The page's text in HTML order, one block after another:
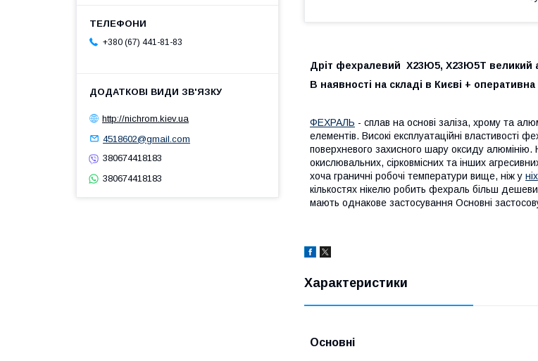
Дріт фехралевий Х23Ю5, Х23Ю5Т великий
В наявності на складі в Києві +
ФЕХРАЛЬ - сплав на основі заліза, хрому та
елементів. Високі експлуатаційні властивості
поверхневого захисного шару оксиду
окислювальних, сірковмісних та інших
хоча граничні робочі температури вище, ніж у
кількостях нікелю робить фехраль більш
мають однакове застосування Основні
Характеристики
Основні
+380 (67) 441-81-83
http://nichrom.kiev.ua
4518602@gmail.com
380674418183
380674418183